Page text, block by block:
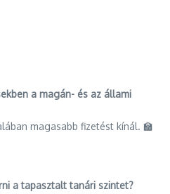
a magán- és az állami
magasabb fizetést kínál. 🏫
a tapasztalt tanári szintet?